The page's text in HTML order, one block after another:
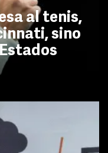
al tenis,
sino